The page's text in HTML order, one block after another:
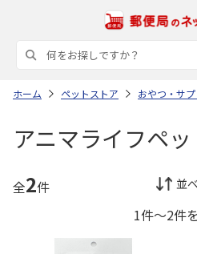
ホーム ペットストア おやつ・サプ
アニマライフペ
全2件 並
1件～2件